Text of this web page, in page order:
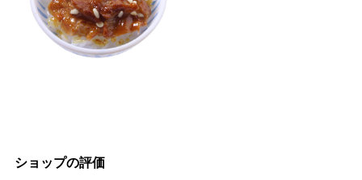
ショップの評価